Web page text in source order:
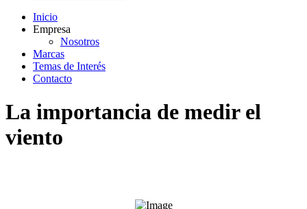
Inicio
Empresa
Nosotros
Marcas
Temas de Interés
Contacto
La importancia de medir el
viento